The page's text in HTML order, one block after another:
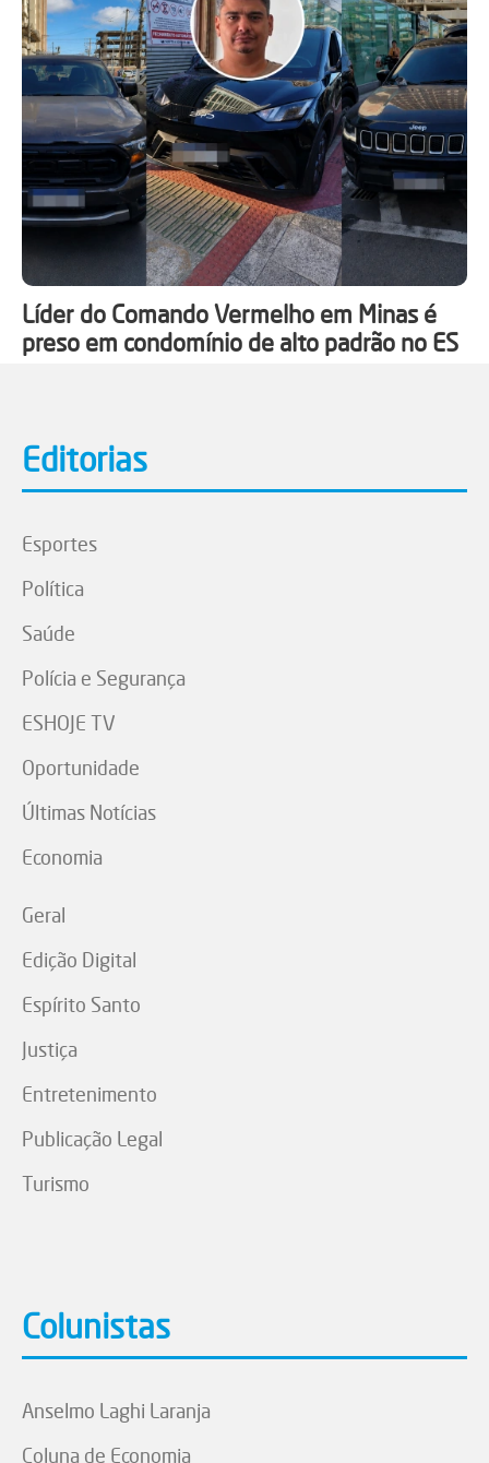
Líder do Comando Vermelho em Minas é
preso em condomínio de alto padrão no ES
Editorias
Esportes
Política
Saúde
Polícia e Segurança
ESHOJE TV
Oportunidade
Últimas Notícias
Economia
Geral
Edição Digital
Espírito Santo
Justiça
Entretenimento
Publicação Legal
Turismo
Colunistas
Anselmo Laghi Laranja
Coluna de Economia